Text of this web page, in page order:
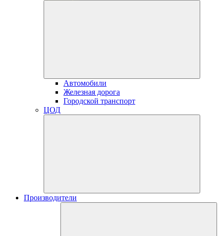
Автомобили
Железная дорога
Городской транспорт
ЦОД
Производители